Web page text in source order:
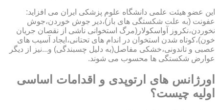
این عضو هیئت علمی دانشگاه علوم پزشکی ایران می افزاید:
عفونت (به علت شکستگی های باز)،دیر جوش خوردن،جوش
نخوردن،نکروز آواسکولار(مرگ استخوانی ناشی از نقصان جریان
خون)،کوتاه شدن استخوان در اندام های تحتانی،ایجاد آسیب های
عصبی و تاندونی،خشکی مفاصل(به دلیل چسبندگی) و...نیز از دیگر
عوارض شکستگی ها محسوب می شوند.
اورژانس های ارتوپدی و اقدامات اساسی
اولیه چیست؟